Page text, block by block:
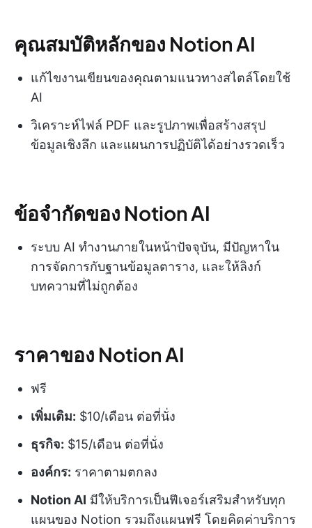
คุณสมบัติหลักของ Notion AI
แก้ไขงานเขียนของคุณตามแนวทางสไตล์โดยใช้
AI
วิเคราะห์ไฟล์ PDF และรูปภาพเพื่อสร้างสรุป
ข้อมูลเชิงลึก และแผนการปฏิบัติได้อย่างรวดเร็ว
ข้อจำกัดของ Notion AI
ระบบ AI ทำงานภายในหน้าปัจจุบัน, มีปัญหาใน
การจัดการกับฐานข้อมูลตาราง, และให้ลิงก์
บทความที่ไม่ถูกต้อง
ราคาของ Notion AI
ฟรี
เพิ่มเติม: $10/เดือน ต่อที่นั่ง
ธุรกิจ: $15/เดือน ต่อที่นั่ง
องค์กร: ราคาตามตกลง
Notion AI มีให้บริการเป็นฟีเจอร์เสริมสำหรับทุก
แผนของ Notion รวมถึงแผนฟรี โดยคิดค่าบริการ